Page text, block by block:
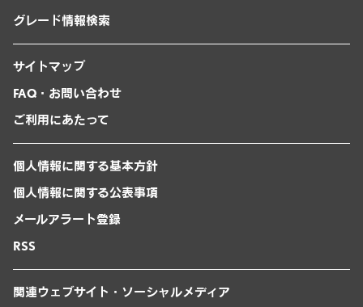
グレード情報検索
サイトマップ
FAQ・お問い合わせ
ご利用にあたって
個人情報に関する基本方針
個人情報に関する公表事項
メールアラート登録
RSS
関連ウェブサイト・ソーシャルメディア